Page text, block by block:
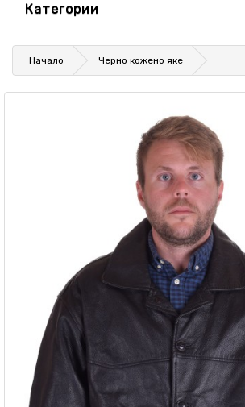
Категории
Начало Черно кожено яке